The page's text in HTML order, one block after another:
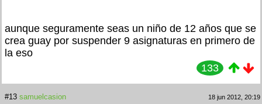
aunque seguramente seas un niño de 12 años que se
crea guay por suspender 9 asignaturas en primero de
la eso
133
#13 samuelcasion 18 jun 2012, 20:19